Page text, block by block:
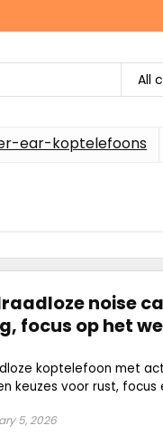
All
ear-koptelefoons
noise
focus op het
koptelefoon met
keuzes voor rust, focus
5, 2026